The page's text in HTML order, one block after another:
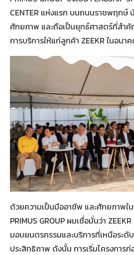
CENTER แห่งแรก บนถนนราชพฤกษ์
ศักยภาพ และถือเป็นยุทธ์ศาสตร์ที่สำคั
การบริการให้แก่ลูกค้า ZEEKR ในอนา
ด้วยความเป็นมืออาชีพ และศักยภาพใ
PRIMUS GROUP ผมเชื่อมั่นว่า
มอบยนตรกรรมและบริการที่เหนือระดั
ประสิทธิภาพ ดังนั้น การเริ่มโครงการก่